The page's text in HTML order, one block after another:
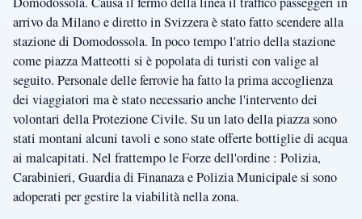
arrivo da Milano e diretto in Svizzera è stato fatto scendere alla
stazione di Domodossola. In poco tempo l'atrio della stazione
come piazza Matteotti si è popolata di turisti con valige al
seguito. Personale delle ferrovie ha fatto la prima accoglienza
dei viaggiatori ma è stato necessario anche l'intervento dei
volontari della Protezione Civile. Su un lato della piazza sono
stati montani alcuni tavoli e sono state offerte bottiglie di acqua
ai malcapitati. Nel frattempo le Forze dell'ordine : Polizia,
Carabinieri, Guardia di Finanaza e Polizia Municipale si sono
adoperati per gestire la viabilità nella zona.